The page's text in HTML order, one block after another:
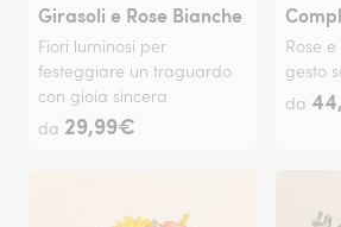
Girasoli e Rose Bianche
Fiori luminosi per
festeggiare un traguardo
con gioia sincera
da 29,99€
Rose
gesto
da